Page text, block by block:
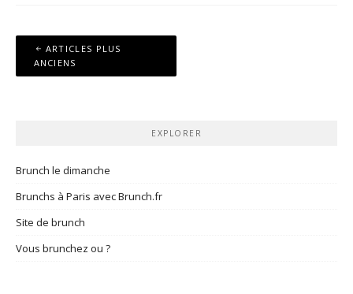
Navigation
des
ARTICLES PLUS
ANCIENS
EXPLORER
Brunch le dimanche
Brunchs à Paris avec Brunch.fr
Site de brunch
Vous brunchez ou ?